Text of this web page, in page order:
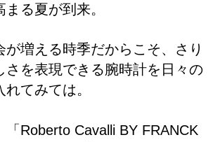
る夏が到来。
が増える時季だからこそ、さり
さを表現できる腕時計を日々の
てみては。
「Roberto Cavalli BY FRANCK